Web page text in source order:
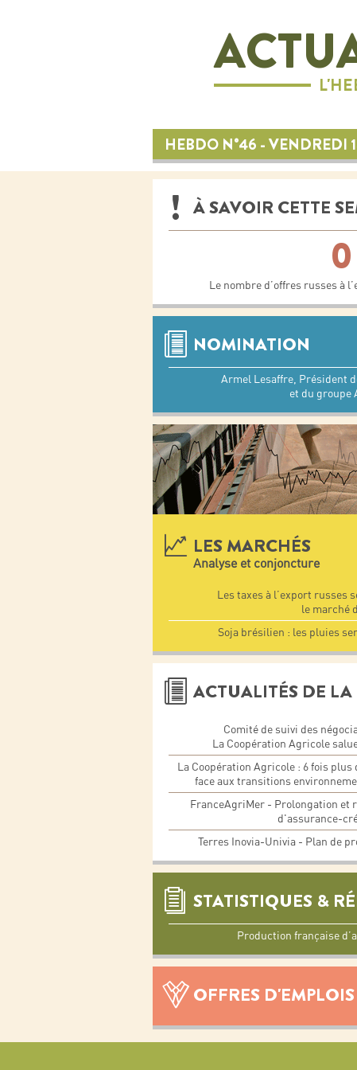
HEBDO N°46 - VENDREDI
À SAVOIR CETTE
0
Le nombre d’offres russes à
NOMINATION
Armel Lesaffre, Président
et du groupe
LES MARCHÉS
Analyse et conjoncture
Les taxes à l’export russes
le marché
Soja brésilien : les pluies
ACTUALITÉS DE LA
Comité de suivi des
La Coopération Agricole
La Coopération Agricole : 6 fois
face aux transitions
FranceAgriMer - Prolongation et
d'assurance-
Terres Inovia-Univia - Plan de
STATISTIQUES &
Production française
OFFRES D'EMPLOIS